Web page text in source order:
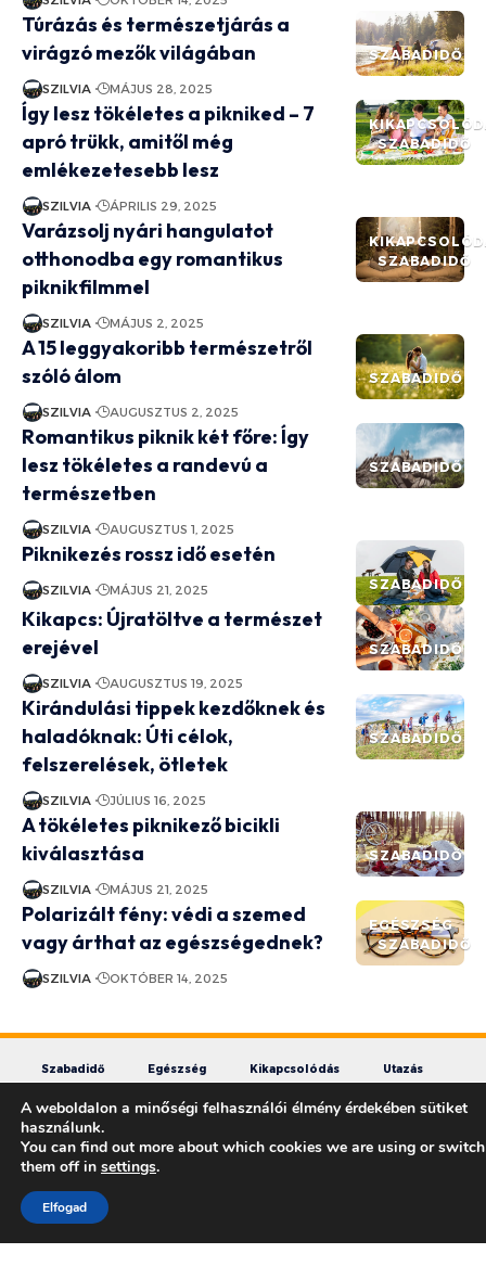
SZABADIDŐ
Túrázás és természetjárás a
virágzó mezők világában
SZILVIA MÁJUS 28, 2025
SZABADIDŐ
Így lesz tökéletes a pikniked – 7
apró trükk, amitől még
emlékezetesebb lesz
SZILVIA ÁPRILIS 29, 2025
SZABADIDŐ
Varázsolj nyári hangulatot
otthonodba egy romantikus
piknikfilmmel
SZILVIA MÁJUS 2, 2025
SZABADIDŐ
A 15 leggyakoribb természetről
szóló álom
SZILVIA AUGUSZTUS 2, 2025
SZABADIDŐ
Romantikus piknik két főre: Így
lesz tökéletes a randevú a
természetben
SZILVIA AUGUSZTUS 1, 2025
SZABADIDŐ
Piknikezés rossz idő esetén
SZILVIA MÁJUS 21, 2025
SZABADIDŐ
Kikapcs: Újratöltve a természet
erejével
SZILVIA AUGUSZTUS 19, 2025
SZABADIDŐ
Kirándulási tippek kezdőknek és
haladóknak: Úti célok,
felszerelések, ötletek
SZILVIA JÚLIUS 16, 2025
SZABADIDŐ
A tökéletes piknikező bicikli
kiválasztása
SZILVIA MÁJUS 21, 2025
EGÉSZSÉG
SZABADIDŐ
Polarizált fény: védi a szemed
vagy árthat az egészségednek?
SZILVIA OKTÓBER 14, 2025
Szabadidő Egészség Kikapcsolódás
Utazás
Család
Szereposztás Otthon Egyéb
A weboldalon a minőségi felhasználói élmény érdekében sütiket
használunk.
You can find out more about which cookies we are using or switch
them off in settings.
Elfogad